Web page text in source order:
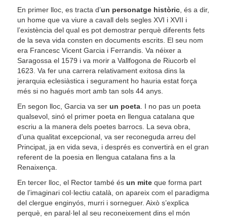
En primer lloc, es tracta d’un personatge històric, és a dir,
un home que va viure a cavall dels segles XVI i XVII i
l’existència del qual es pot demostrar perquè diferents fets
de la seva vida consten en documents escrits. El seu nom
era Francesc Vicent Garcia i Ferrandis. Va néixer a
Saragossa el 1579 i va morir a Vallfogona de Riucorb el
1623. Va fer una carrera relativament exitosa dins la
jerarquia eclesiàstica i segurament ho hauria estat força
més si no hagués mort amb tan sols 44 anys.
En segon lloc, Garcia va serun poeta. I no pas un poeta
qualsevol, sinó el primer poeta en llengua catalana que
escriu a la manera dels poetes barrocs. La seva obra,
d’una qualitat excepcional, va ser reconeguda arreu del
Principat, ja en vida seva, i després es convertirà en el gran
referent de la poesia en llengua catalana fins a la
Renaixença.
En tercer lloc, el Rector també ésun mite que forma part
de l’imaginari col·lectiu català, on apareix com el paradigma
del clergue enginyós, murri i sorneguer. Això s’explica
perquè, en paral·lel al seu reconeixement dins el món